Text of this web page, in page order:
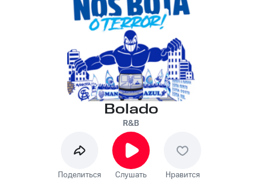
Bolado
R&B
Поделиться Слушать Нравится